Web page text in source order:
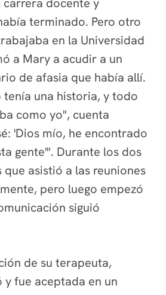
terminado. Pero otro
en la Universidad
a Mary a acudir a un
de afasia que había allí.
tenía una historia, y todo
como yo", cuenta
'Dios mío, he encontrado
gente'". Durante los dos
que asistió a las reuniones
pero luego empezó
siguió
de su terapeuta,
fue aceptada en un